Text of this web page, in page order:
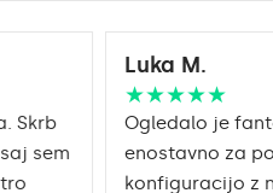
Skrb
sem
Luka M.
★★★★★
Ogledalo je
enostavno za
konfiguracijo z